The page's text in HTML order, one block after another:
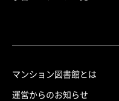
マンション図書館とは
運営からのお知らせ